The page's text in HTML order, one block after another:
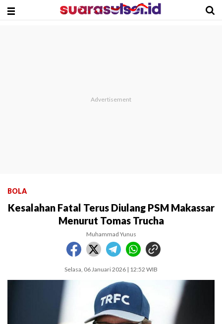
BOLA
Kesalahan Fatal Terus Diulang PSM Makassar
Menurut Tomas Trucha
Muhammad Yunus
Selasa, 06 Januari 2026 | 12:52 WIB